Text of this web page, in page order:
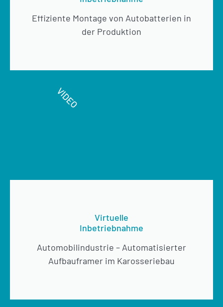
Effiziente Montage von Autobatterien in
der Produktion
Virtuelle
Inbetriebnahme
Automobilindustrie – Automatisierter
Aufbauframer im Karosseriebau
VIDEO